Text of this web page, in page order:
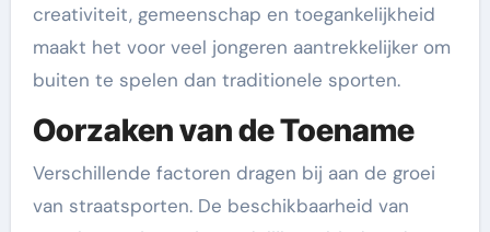
creativiteit, gemeenschap en toegankelijkheid
maakt het voor veel jongeren aantrekkelijker om
buiten te spelen dan traditionele sporten.
Oorzaken van de Toename
Verschillende factoren dragen bij aan de groei
van straatsporten. De beschikbaarheid van